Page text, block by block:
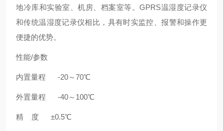
地冷库和实验室、机房、档案室等。GPRS温湿度记录仪
和传统温湿度记录仪相比，具有时实监控、报警和操作更
便捷的优势。
性能/参数
内置量程 -20～70℃
外置量程 -40～100℃
精 度 ±0.5℃